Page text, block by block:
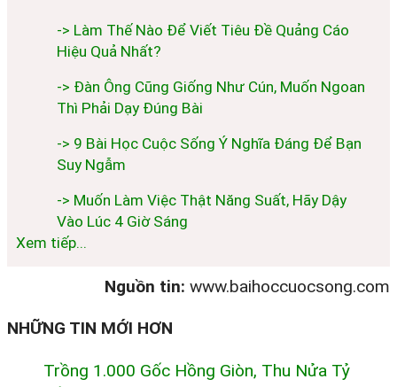
-> Làm Thế Nào Để Viết Tiêu Đề Quảng Cáo
Hiệu Quả Nhất?
-> Đàn Ông Cũng Giống Như Cún, Muốn Ngoan
Thì Phải Dạy Đúng Bài
-> 9 Bài Học Cuộc Sống Ý Nghĩa Đáng Để Bạn
Suy Ngẫm
-> Muốn Làm Việc Thật Năng Suất, Hãy Dậy
Vào Lúc 4 Giờ Sáng
Xem tiếp...
Nguồn tin: www.baihoccuocsong.com
NHỮNG TIN MỚI HƠN
Trồng 1.000 Gốc Hồng Giòn, Thu Nửa Tỷ